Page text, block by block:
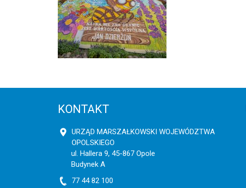
KONTAKT
URZĄD MARSZAŁKOWSKI WOJEWÓDZTWA
OPOLSKIEGO
ul. Hallera 9, 45-867 Opole
Budynek A
77 44 82 100